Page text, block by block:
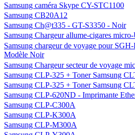
Samsung caméra Skype CY-STC1100
Samsung CB20A12
Samsung Ch@t335 - GT-S3350 - Noir
Samsung Chargeur allume-cigares
Samsung chargeur de voyage pour
Modèle Noir
Samsung Chargeur secteur de voyage
Samsung CLP-325 + Toner Samsung
Samsung CLP-325 + Toner Samsung
Samsung CLP-620ND - Imprimante
Samsung CLP-C300A
Samsung CLP-K300A
Samsung CLP-M300A